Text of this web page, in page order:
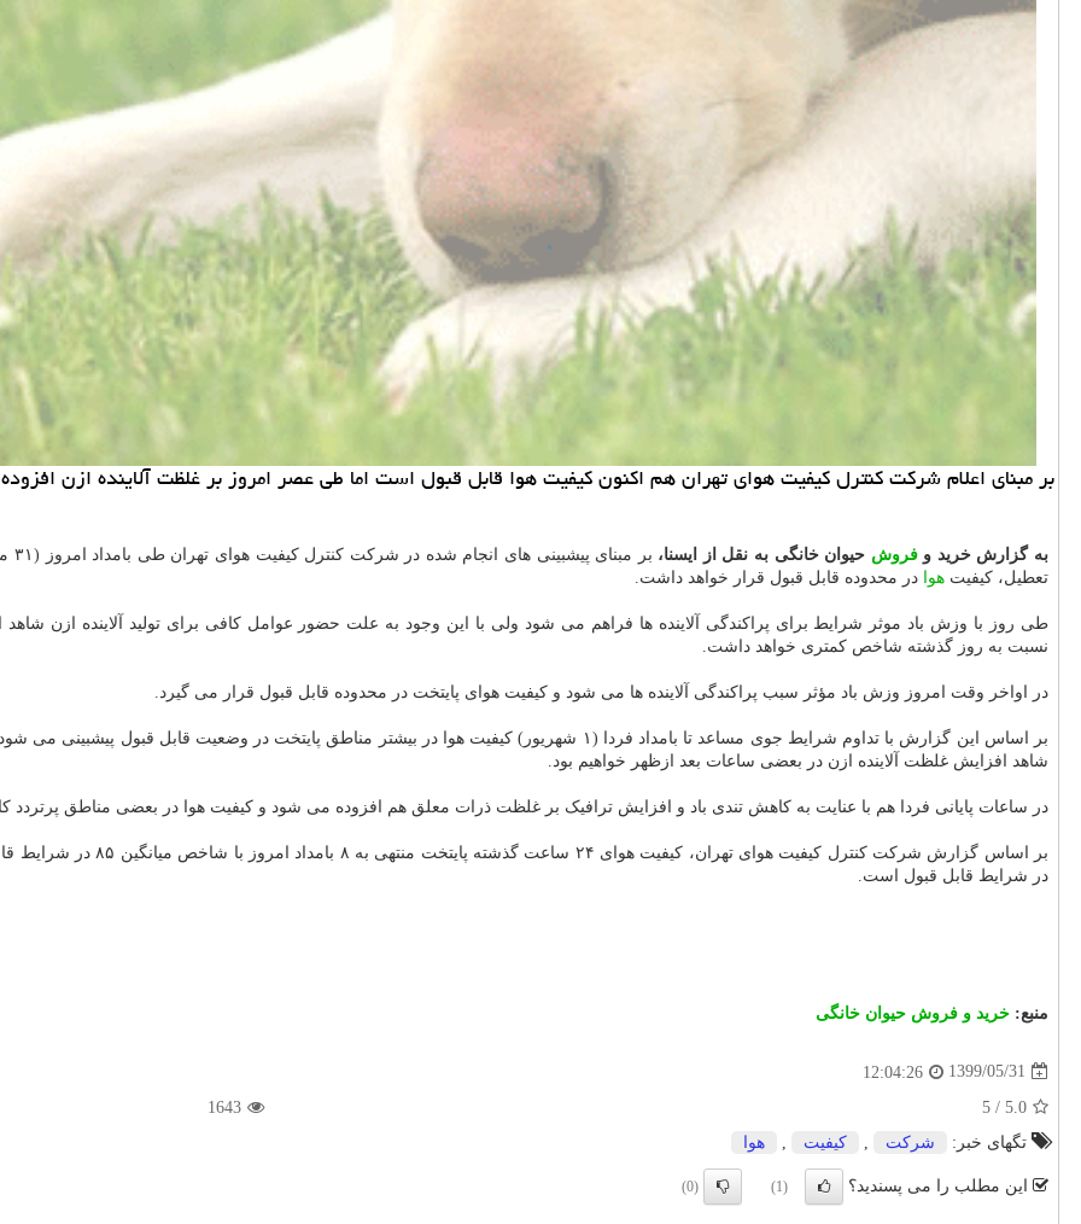
بر مبنای اعلام شركت كنترل كیفیت هوای تهران هم اكنون كیفیت هوا قابل قبول است اما طی عصر امروز بر غلظت آلاینده ازن
به گزارش خرید وفروش حیوان خانگی به نقل از ایسنا،
بر
تعطیل، کیفیت هوا در محدوده قابل قبول قرار خواهد داشت.
طی روز با وزش باد موثر شرایط برای پراکندگی آلاینده ها فراهم می شود ولی با این وجود به علت حضور عوامل کافی برای تولید آلاینده ازن
نسبت به روز گذشته شاخص کمتری خواهد داشت.
در اواخر وقت امروز وزش باد مؤثر سبب پراکندگی آلاینده ها می شود و کیفیت هوای پایتخت در محدوده قابل قبول قرار می گیرد.
بر اساس این گزارش با تداوم شرایط جوی مساعد تا بامداد فردا (۱ شهریور) کیفیت هوا در بیشتر مناطق پایتخت در
شاهد افزایش غلظت آلاینده ازن در بعضی ساعات بعد ازظهر خواهیم بود.
در ساعات پایانی فردا هم با عنایت به کاهش تندی باد و افزایش ترافیک بر غلظت ذرات معلق هم افزوده می شود و کیفیت هوا در بعضی مناطق پرتردد
در شرایط قابل قبول است.
منبع: خرید و فروش حیوان خانگی
1399/05/31
12:04:26
5.0
/
5
1643
تگهای خبر:
شركت كیفیت هوا
این مطلب را می پسندید؟ (1)
(0)